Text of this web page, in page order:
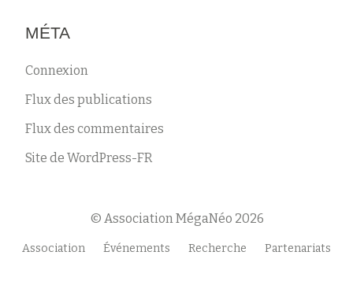
MÉTA
Connexion
Flux des publications
Flux des commentaires
Site de WordPress-FR
© Association MégaNéo 2026
Menu
Association Événements Recherche Partenariats